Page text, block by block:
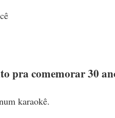
pra comemorar 30
karaokê.